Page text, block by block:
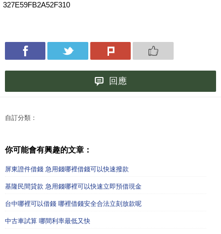
327E59FB2A52F310
回應
自訂分類：
你可能會有興趣的文章：
屏東證件借錢 急用錢哪裡借錢可以快速撥款
基隆民間貸款 急用錢哪裡可以快速立即預借現金
台中哪裡可以借錢 哪裡借錢安全合法立刻放款呢
中古車試算 哪間利率最低又快